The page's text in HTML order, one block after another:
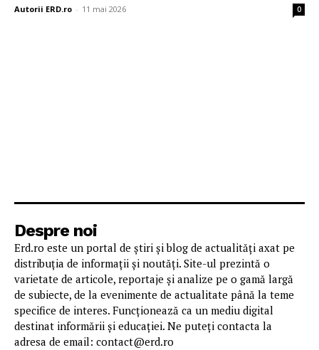
Autorii ERD.ro - 11 mai 2026 0
Despre noi
Erd.ro este un portal de știri și blog de actualități axat pe
distribuția de informații și noutăți. Site-ul prezintă o
varietate de articole, reportaje și analize pe o gamă largă
de subiecte, de la evenimente de actualitate până la teme
specifice de interes. Funcționează ca un mediu digital
destinat informării și educației. Ne puteți contacta la
adresa de email: contact@erd.ro